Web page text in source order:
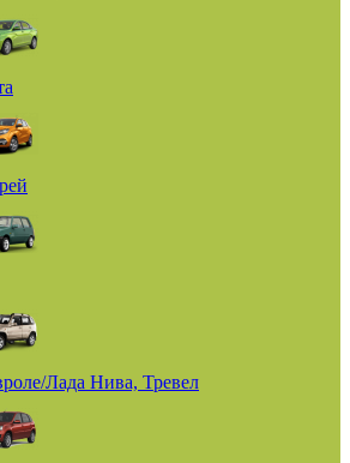
Лада Нива, Тревел